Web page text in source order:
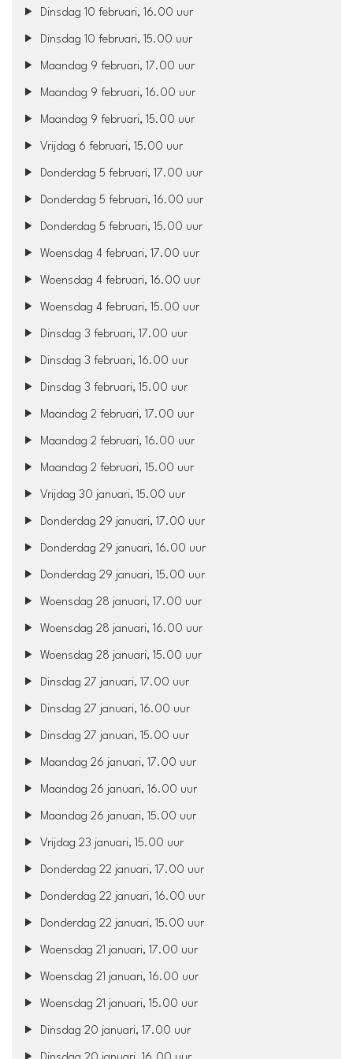
Dinsdag 10 februari, 16.00 uur
Dinsdag 10 februari, 15.00 uur
Maandag 9 februari, 17.00 uur
Maandag 9 februari, 16.00 uur
Maandag 9 februari, 15.00 uur
Vrijdag 6 februari, 15.00 uur
Donderdag 5 februari, 17.00 uur
Donderdag 5 februari, 16.00 uur
Donderdag 5 februari, 15.00 uur
Woensdag 4 februari, 17.00 uur
Woensdag 4 februari, 16.00 uur
Woensdag 4 februari, 15.00 uur
Dinsdag 3 februari, 17.00 uur
Dinsdag 3 februari, 16.00 uur
Dinsdag 3 februari, 15.00 uur
Maandag 2 februari, 17.00 uur
Maandag 2 februari, 16.00 uur
Maandag 2 februari, 15.00 uur
Vrijdag 30 januari, 15.00 uur
Donderdag 29 januari, 17.00 uur
Donderdag 29 januari, 16.00 uur
Donderdag 29 januari, 15.00 uur
Woensdag 28 januari, 17.00 uur
Woensdag 28 januari, 16.00 uur
Woensdag 28 januari, 15.00 uur
Dinsdag 27 januari, 17.00 uur
Dinsdag 27 januari, 16.00 uur
Dinsdag 27 januari, 15.00 uur
Maandag 26 januari, 17.00 uur
Maandag 26 januari, 16.00 uur
Maandag 26 januari, 15.00 uur
Vrijdag 23 januari, 15.00 uur
Donderdag 22 januari, 17.00 uur
Donderdag 22 januari, 16.00 uur
Donderdag 22 januari, 15.00 uur
Woensdag 21 januari, 17.00 uur
Woensdag 21 januari, 16.00 uur
Woensdag 21 januari, 15.00 uur
Dinsdag 20 januari, 17.00 uur